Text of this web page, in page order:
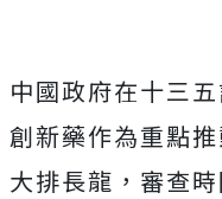
中國政府在十三
創新藥作為重點
大排長龍，審查